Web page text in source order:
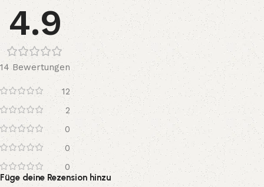
4.9
14 Bewertungen
12
2
0
0
0
Füge deine Rezension hinzu